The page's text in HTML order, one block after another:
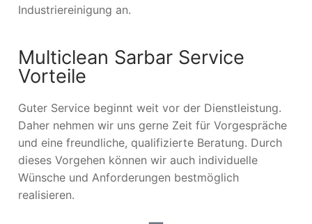
Industriereinigung an.
Multiclean Sarbar Service
Vorteile
Guter Service beginnt weit vor der Dienstleistung.
Daher nehmen wir uns gerne Zeit für Vorgespräche
und eine freundliche, qualifizierte Beratung. Durch
dieses Vorgehen können wir auch individuelle
Wünsche und Anforderungen bestmöglich
realisieren.